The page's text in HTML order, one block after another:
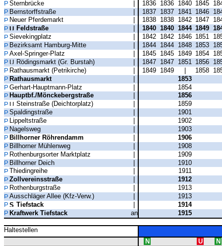
Sternbrücke | 1836 1836 1840 1845
Bernstorffstraße
| 1837 1837 1841 1846
Neuer Pferdemarkt
1838 1838 1842 1847
Feldstraße
1840 1840 1844 1849
Sievekingplatz
1842 1842 1846 1851
Bezirksamt Hamburg-Mitte
1844 1844 1848 1853
Axel-Springer-Platz
1845 1845 1849 1854
Rödingsmarkt (Gr. Burstah)
1847 1847 1851 1856
Rathausmarkt (Petrikirche)
1849 1849 1858
Rathausmarkt
|
1853
Gerhart-Hauptmann-Platz
|
1854
Hauptbf./Mönckebergstraße
1856
Steinstraße (Deichtorplatz)
1859
Spaldingstraße
1901
Lippeltstraße
1902
Nagelsweg
1903
Billhorner Röhrendamm
1906
Billhorner Mühlenweg
1908
Rothenburgsorter Marktplatz
|
1909
Billhorner Deich
|
1910
Thiedingreihe
1911
Zollvereinsstraße
1912
Rothenburgstraße
1913
Ausschläger Allee (Kfz-Verw.)
1913
Tiefstack
1914
Kraftwerk Tiefstack
an 1915
Haltestellen
N
U
N